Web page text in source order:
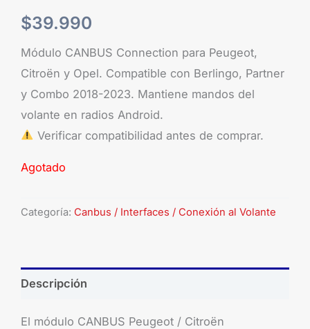
$39.990
Módulo CANBUS Connection para Peugeot,
Citroën y Opel. Compatible con Berlingo, Partner
y Combo 2018-2023. Mantiene mandos del
volante en radios Android.
Verificar compatibilidad antes de comprar.
Agotado
Categoría: Canbus / Interfaces / Conexión al Volante
Descripción
El módulo CANBUS Peugeot / Citroën